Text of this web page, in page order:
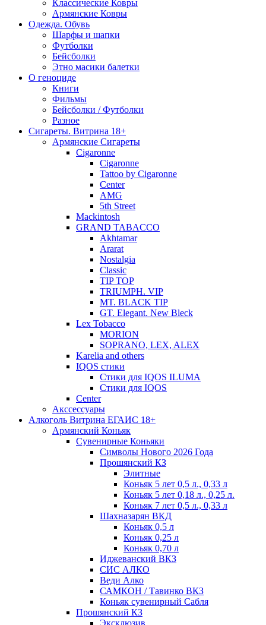
Классические Ковры
Армянские Ковры
Одежда. Обувь
Шарфы и шапки
Футболки
Бейсболки
Этно масики балетки
О геноциде
Книги
Фильмы
Бейсболки / Футболки
Разное
Сигареты. Витрина 18+
Армянские Сигареты
Cigaronne
Cigaronne
Tattoo by Cigaronne
Center
AMG
5th Street
Mackintosh
GRAND TABACCO
Akhtamar
Ararat
Nostalgia
Classic
TIP TOP
TRIUMPH. VIP
MT. BLACK TIP
GT. Elegant. New Bleck
Lex Tobacco
MORION
SOPRANO, LEX, ALEX
Karelia and others
IQOS стики
Стики для IQOS ILUMA
Стики для IQOS
Сenter
Акссессуары
Алкоголь Витрина ЕГАИС 18+
Армянский Коньяк
Сувенирные Коньяки
Символы Нового 2026 Года
Прошянский КЗ
Элитные
Коньяк 5 лет 0,5 л., 0,33 л
Коньяк 5 лет 0,18 л., 0,25 л.
Коньяк 7 лет 0,5 л., 0,33 л
Шахназарян ВКД
Коньяк 0,5 л
Коньяк 0,25 л
Коньяк 0,70 л
Иджеванский ВКЗ
СИС АЛКО
Веди Алко
САМКОН / Тавинко ВКЗ
Коньяк сувенирный Сабля
Прошянский КЗ
Эксклюзив